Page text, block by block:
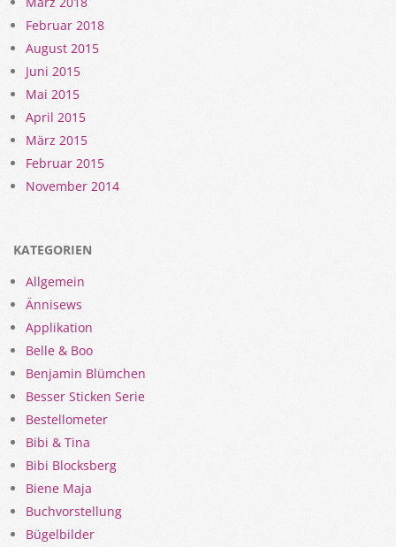
Februar 2018
August 2015
Juni 2015
Mai 2015
April 2015
März 2015
Februar 2015
November 2014
KATEGORIEN
Allgemein
Ännisews
Applikation
Belle & Boo
Benjamin Blümchen
Besser Sticken Serie
Bestellometer
Bibi & Tina
Bibi Blocksberg
Biene Maja
Buchvorstellung
Bügelbilder